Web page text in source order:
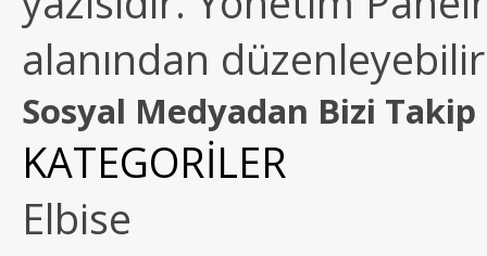
alanından
Sosyal Medyadan Bizi Takip
KATEGORİLER
Elbise